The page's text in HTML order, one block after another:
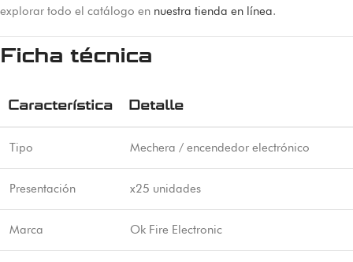
explorar todo el catálogo en nuestra tienda en línea.
Ficha técnica
Característica Detalle
Tipo Mechera / encendedor electrónico
Presentación x25 unidades
Marca Ok Fire Electronic